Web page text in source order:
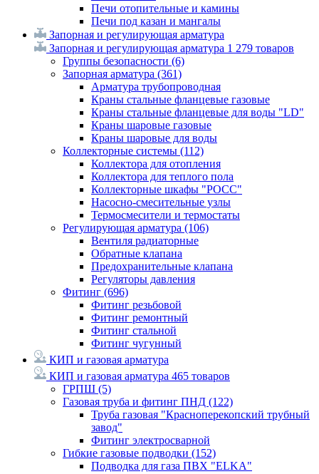
Печи отопительные и камины
Печи под казан и мангалы
Запорная и регулирующая арматура
Запорная и регулирующая арматура 1 279 товаров
Группы безопасности (6)
Запорная арматура (361)
Арматура трубопроводная
Краны стальные фланцевые газовые
Краны стальные фланцевые для воды "LD"
Краны шаровые газовые
Краны шаровые для воды
Коллекторные системы (112)
Коллектора для отопления
Коллектора для теплого пола
Коллекторные шкафы "РОСС"
Насосно-смесительные узлы
Термосмесители и термостаты
Регулирующая арматура (106)
Вентиля радиаторные
Обратные клапана
Предохранительные клапана
Регуляторы давления
Фитинг (696)
Фитинг резьбовой
Фитинг ремонтный
Фитинг стальной
Фитинг чугунный
КИП и газовая арматура
КИП и газовая арматура 465 товаров
ГРПШ (5)
Газовая труба и фитинг ПНД (122)
Труба газовая "Красноперекопский трубный
завод"
Фитинг электросварной
Гибкие газовые подводки (152)
Подводка для газа ПВХ "ELKA"